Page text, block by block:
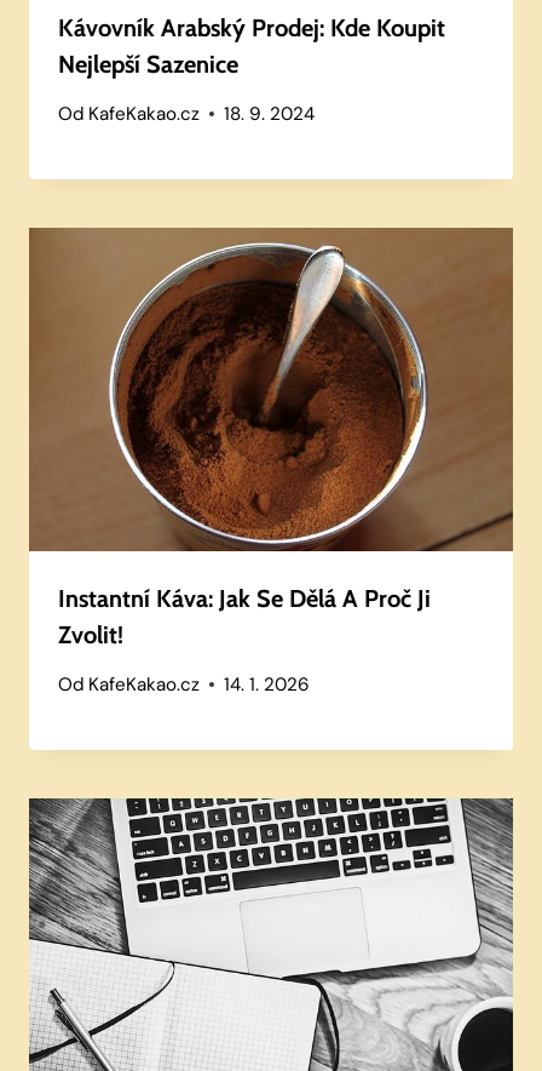
Kávovník Arabský Prodej: Kde Koupit
Nejlepší Sazenice
Od KafeKakao.cz 18. 9. 2024
Instantní Káva: Jak Se Dělá A Proč Ji
Zvolit!
Od KafeKakao.cz 14. 1. 2026